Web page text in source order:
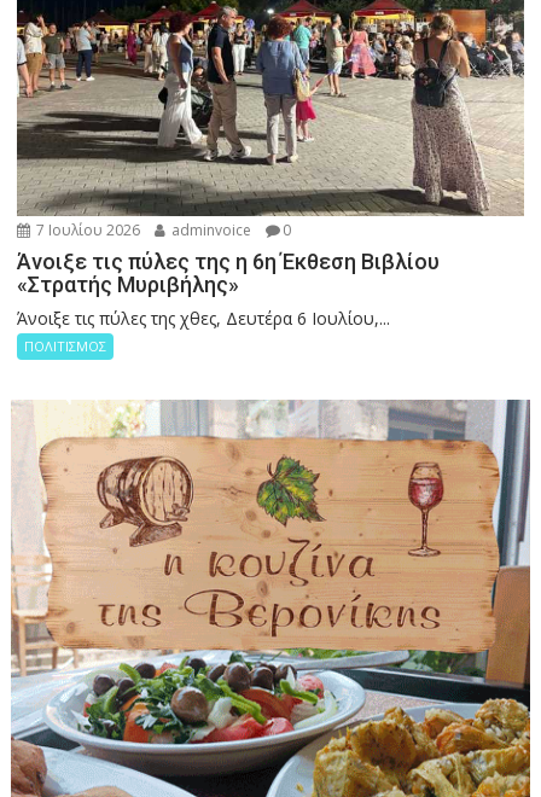
7 Ιουλίου 2026 adminvoice 0
Άνοιξε τις πύλες της η 6η Έκθεση Βιβλίου
«Στρατής Μυριβήλης»
Άνοιξε τις πύλες της χθες, Δευτέρα 6 Ιουλίου,...
ΠΟΛΙΤΙΣΜΟΣ